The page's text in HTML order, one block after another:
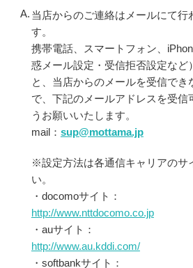
当店からのご連絡はメールにて行
す。
携帯電話、スマートフォン、
惑メール設定・受信拒否設定など
と、当店からのメールを受信でき
で、下記のメールアドレスを受信
うお願いいたします。
mail： sup@mottama.jp
※設定方法は各通信キャリアのサ
い。
・docomoサイト：
http://www.nttdocomo.co.jp
・auサイト：
http://www.au.kddi.com/
・softbankサイト：